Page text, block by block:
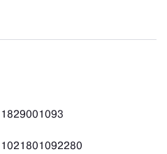
1829001093
1021801092280